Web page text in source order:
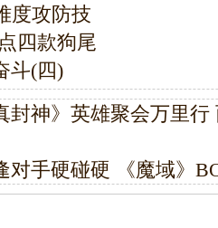
度攻防技
四款狗尾
斗(四)
封神》英雄聚会万里
对手硬碰硬 《魔域》